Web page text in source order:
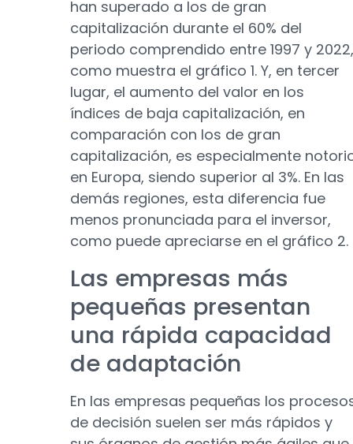
han superado a los de gran
capitalización durante el 60% del
periodo comprendido entre 1997 y 2022,
como muestra el gráfico 1. Y, en tercer
lugar, el aumento del valor en los
índices de baja capitalización, en
comparación con los de gran
capitalización, es especialmente
en Europa, siendo superior al 3%. En las
demás regiones, esta diferencia fue
menos pronunciada para el inversor,
como puede apreciarse en el gráfico 2.
Las empresas más
pequeñas presentan
una rápida capacidad
de adaptación
En las empresas pequeñas los
de decisión suelen ser más rápidos y